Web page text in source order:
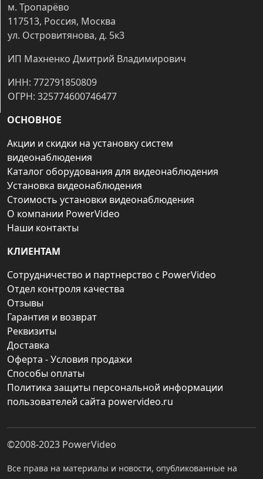
м. Тропарёво
117513, Россия, Москва
ул. Островитянова, д. 5к3
ИП Махненко Дмитрий Владимирович
ИНН: 772791850809
ОГРН: 325774600746477
ОСНОВНОЕ
Акции и скидки на установку систем
видеонаблюдения
Каталог оборудования для видеонаблюдения
Установка видеонаблюдения
Стоимость установки видеонаблюдения
О компании PowerVideo
Наши контакты
КЛИЕНТАМ
Сотрудничество и партнерство с PowerVideo
Отдел контроля качества
Отзывы
Гарантия и возврат
Реквизиты
Доставка
Оферта - Условия продажи
Способы оплаты
Политика защиты персональной информации
пользователей сайта powervideo.ru
©2008-2023 PowerVideo
Все права на материалы и новости, опубликованные на